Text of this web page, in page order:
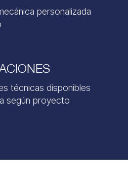
personalizada
técnicas disponibles
según proyecto